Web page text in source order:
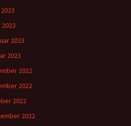
2023
2023
2022
2022
2022
2022